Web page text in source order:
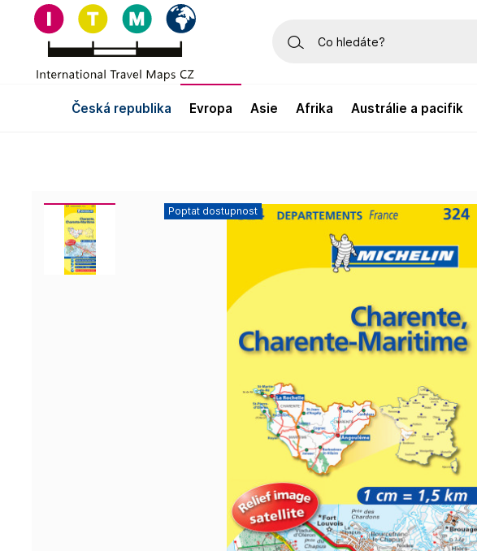
Poptat dostupnost
česká republika evropa asie afrika austrálie a pacifik